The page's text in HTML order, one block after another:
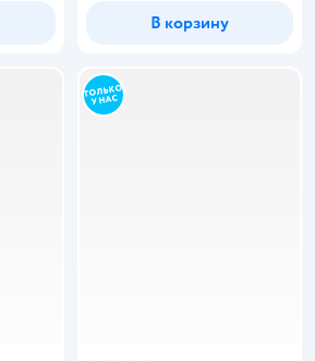
В корзину